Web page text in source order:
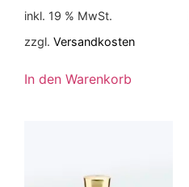
inkl. 19 % MwSt.
zzgl. Versandkosten
In den Warenkorb